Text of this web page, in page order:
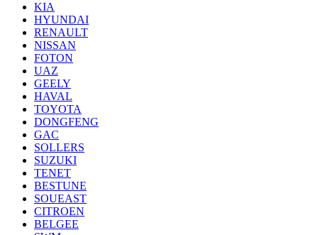
KIA
HYUNDAI
RENAULT
NISSAN
FOTON
UAZ
GEELY
HAVAL
TOYOTA
DONGFENG
GAC
SOLLERS
SUZUKI
TENET
BESTUNE
SOUEAST
CITROEN
BELGEE